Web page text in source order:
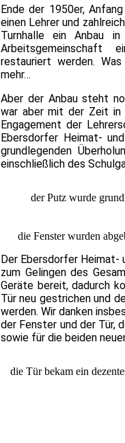
Ende der 1950er,
einen Lehrer und
Turnhalle ein Anbau
Arbeitsgemeinschaft
restauriert werden.
mehr…
Aber der Anbau steht
war aber mit der Zeit in
Engagement der
Ebersdorfer Heimat-
grundlegenden
einschließlich des
der Putz wurde
die Fenster wurden
Der Ebersdorfer Heimat-
zum Gelingen des
Geräte bereit, dadurch
Tür neu gestrichen und
werden. Wir danken
der Fenster und der Tür,
sowie für die beiden
die Tür bekam ein